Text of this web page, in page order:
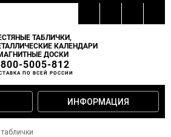
ТАБЛИЧКИ,
КАЛЕНДАРИ
ДОСКИ
5005-812
ПО ВСЕЙ РОССИИ
ИНФОРМАЦИЯ